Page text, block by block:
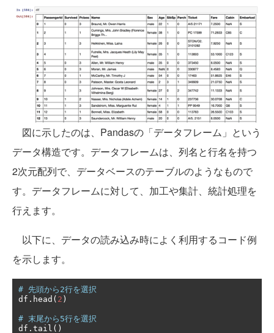
図に示したのは、Pandasの「データフレーム」という
データ構造です。データフレームは、列名と行名を持つ
2次元配列で、データベースのテーブルのようなもので
す。データフレームに対して、加工や集計、統計処理を
行えます。
以下に、データの読み込み時によく利用するコード例
を示します。
# 先頭から2行を選択
df . head ( 2 )
# 末尾から5行を選択
df . tail ()